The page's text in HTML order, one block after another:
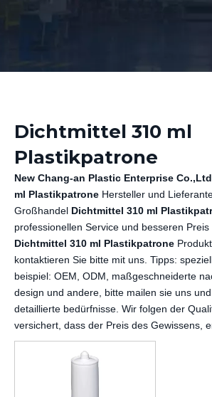
Dichtmittel 310 ml
Plastikpatrone
New Chang-an Plastic Enterprise
ml Plastikpatrone Hersteller und
Großhandel Dichtmittel 310 ml
professionellen Service und besseren
Dichtmittel 310 ml Plastikpatrone
kontaktieren Sie bitte mit uns. Tipps:
beispiel: OEM, ODM, maßgeschneiderte
design und andere, bitte mailen sie uns
detaillierte bedürfnisse. Wir folgen der
versichert, dass der Preis des Gewissens,